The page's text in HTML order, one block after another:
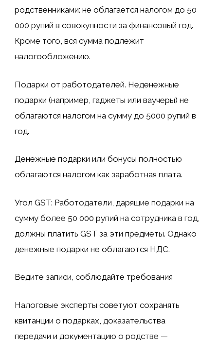
родственниками: не облагается налогом до 50
000 рупий в совокупности за финансовый год.
Кроме того, вся сумма подлежит
налогообложению.
Подарки от работодателей. Неденежные
подарки (например, гаджеты или ваучеры) не
облагаются налогом на сумму до 5000 рупий в
год.
Денежные подарки или бонусы полностью
облагаются налогом как заработная плата.
Угол GST: Работодатели, дарящие подарки на
сумму более 50 000 рупий на сотрудника в год,
должны платить GST за эти предметы. Однако
денежные подарки не облагаются НДС.
Ведите записи, соблюдайте требования
Налоговые эксперты советуют сохранять
квитанции о подарках, доказательства
передачи и документацию о родстве —